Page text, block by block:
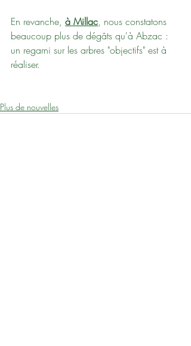
En revanche, à Millac, nous constatons
beaucoup plus de dégâts qu'à Abzac :
un regarni sur les arbres "objectifs" est à
réaliser.
Plus de nouvelles